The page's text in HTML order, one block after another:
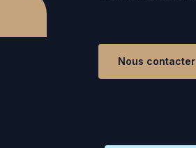
Nous contacter